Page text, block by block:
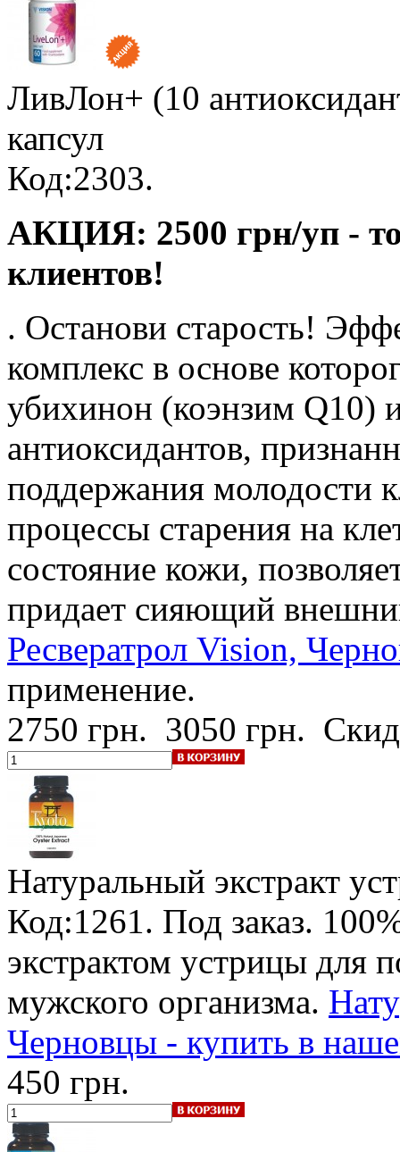
ЛивЛон+ (10
капсул
Код:2303.
АКЦИЯ: 2500 грн/уп -
клиентов!
. Останови старость!
комплекс в основе
убихинон (коэнзим Q10)
антиоксидантов,
поддержания молодости
процессы старения на
состояние кожи,
придает сияющий
Ресвератрол Vision,
применение.
2750 грн. 3050 грн.
Натуральный экстракт
Код:1261. Под заказ.
экстрактом устрицы для
мужского организма.
Черновцы - купить в
450 грн.